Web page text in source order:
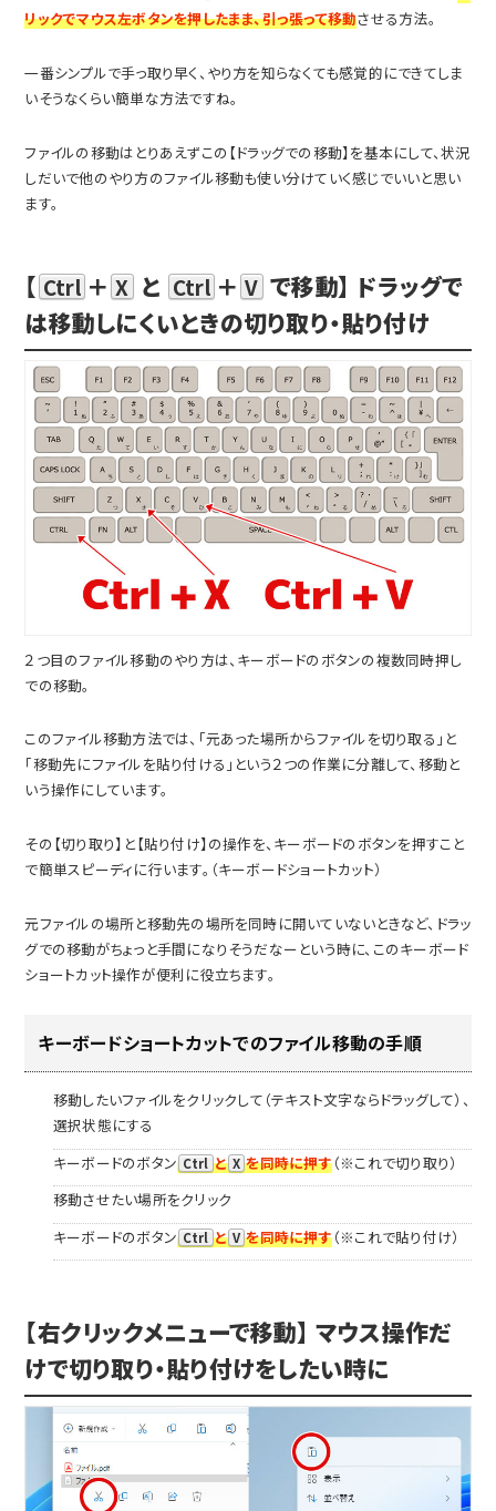
リックでマウス左ボタンを押したまま、引っ張って移動させる方法。
一番シンプルで手っ取り早く、やり方を知らなくても感覚的にできてしま
いそうなくらい簡単な方法ですね。
ファイルの移動はとりあえずこの【ドラッグでの移動】を基本にして、状況
しだいで他のやり方のファイル移動も使い分けていく感じでいいと思い
ます。
【 Ctrl ＋ X と Ctrl ＋ V で移動】 ドラッグで
は移動しにくいときの切り取り・貼り付け
２つ目のファイル移動のやり方は、キーボードのボタンの複数同時押し
での移動。
このファイル移動方法では、「元あった場所からファイルを切り取る」と
「移動先にファイルを貼り付ける」という２つの作業に分離して、移動と
いう操作にしています。
その【切り取り】と【貼り付け】の操作を、キーボードのボタンを押すこと
で簡単スピーディに行います。（キーボードショートカット）
元ファイルの場所と移動先の場所を同時に開いていないときなど、ドラッ
グでの移動がちょっと手間になりそうだなーという時に、このキーボード
ショートカット操作が便利に役立ちます。
キーボードショートカットでのファイル移動の手順
移動したいファイルをクリックして（テキスト文字ならドラッグして）、
選択状態にする
キーボードのボタン Ctrl と X を同時に押す（※これで切り取り）
移動させたい場所をクリック
キーボードのボタン Ctrl と V を同時に押す（※これで貼り付け）
【右クリックメニューで移動】 マウス操作だ
けで切り取り・貼り付けをしたい時に